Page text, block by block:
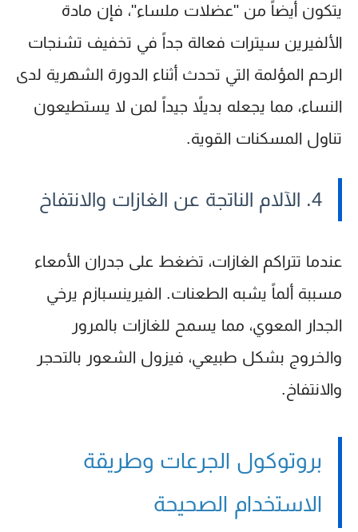
يتكون أيضاً من "عضلات ملساء"، فإن مادة
الألفيرين سيترات فعالة جداً في تخفيف تشنجات
الرحم المؤلمة التي تحدث أثناء الدورة الشهرية لدى
النساء، مما يجعله بديلاً جيداً لمن لا يستطيعون
تناول المسكنات القوية.
4. الآلام الناتجة عن الغازات والانتفاخ
عندما تتراكم الغازات، تضغط على جدران الأمعاء
مسببة ألماً يشبه الطعنات. الفيرينسبازم يرخي
الجدار المعوي، مما يسمح للغازات بالمرور
والخروج بشكل طبيعي، فيزول الشعور بالتحجر
والانتفاخ.
بروتوكول الجرعات وطريقة
الاستخدام الصحيحة